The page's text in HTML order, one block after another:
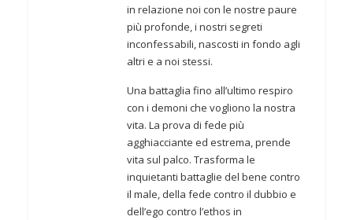
in relazione noi con le nostre paure
più profonde, i nostri segreti
inconfessabili, nascosti in fondo agli
altri e a noi stessi.
Una battaglia fino all’ultimo respiro
con i demoni che vogliono la nostra
vita. La prova di fede più
agghiacciante ed estrema, prende
vita sul palco. Trasforma le
inquietanti battaglie del bene contro
il male, della fede contro il dubbio e
dell’ego contro l’ethos in